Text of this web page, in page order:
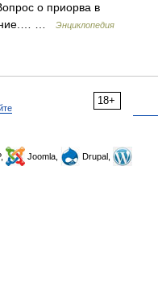
о приорва в
…
Энциклопедия
18+
Joomla,
Drupal,